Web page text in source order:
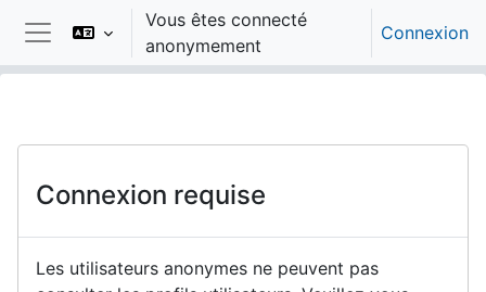
Passer au contenu principal
Panneau latéral
Vous êtes connecté
anonymement
Connexion
Connexion requise
Les utilisateurs anonymes ne peuvent pas